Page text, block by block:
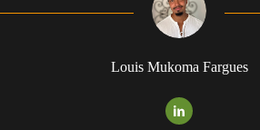
Louis Mukoma Fargues